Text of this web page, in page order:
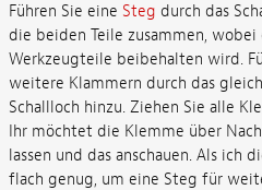
Führen Sie eine Steg durch das
die beiden Teile zusammen,
Werkzeugteile beibehalten wird.
weitere Klammern durch das
Schallloch hinzu. Ziehen Sie alle
Ihr möchtet die Klemme über
lassen und das anschauen. Als ich
flach genug, um eine Steg für